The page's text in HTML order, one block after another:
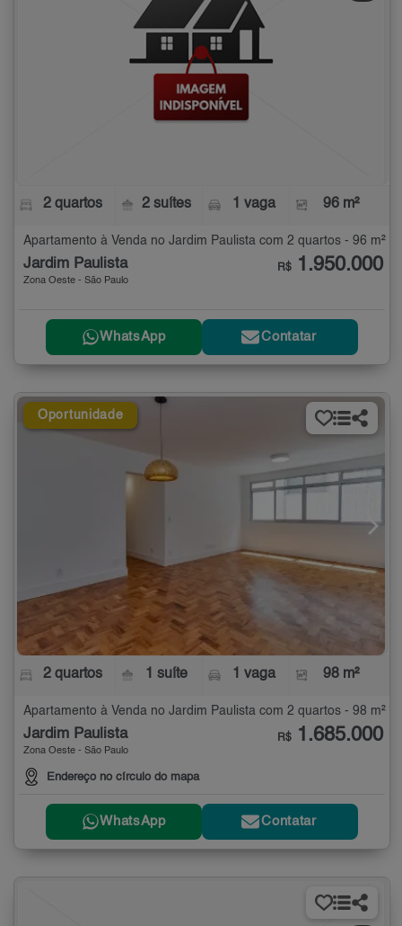
2 quartos 2 suítes 1 vaga 96 m²
Apartamento à Venda no Jardim Paulista com 2 quartos - 96 m²
Jardim Paulista
Zona Oeste - São Paulo
R$ 1.950.000
WhatsApp Contatar
Oportunidade
2 quartos 1 suíte 1 vaga 98 m²
Apartamento à Venda no Jardim Paulista com 2 quartos - 98 m²
Jardim Paulista
Zona Oeste - São Paulo
Endereço no círculo do mapa
R$ 1.685.000
WhatsApp Contatar